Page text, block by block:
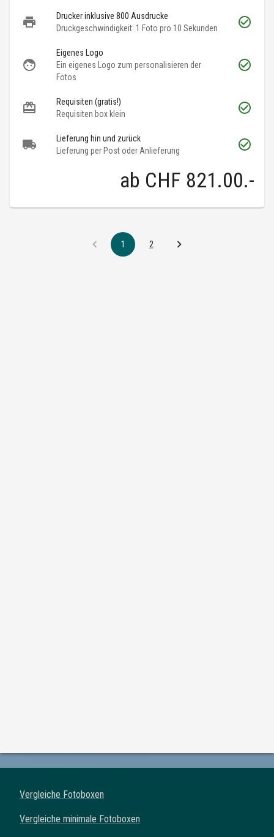
Drucker inklusive 800 Ausdrucke
Druckgeschwindigkeit: 1 Foto pro 10 Sekunden
Eigenes Logo
Ein eigenes Logo zum personalisieren der
Fotos
Requisiten (gratis!)
Requisiten box klein
Lieferung hin und zurück
Lieferung per Post oder Anlieferung
ab CHF 821.00.-
1 2
Vergleiche Fotoboxen
Vergleiche minimale Fotoboxen